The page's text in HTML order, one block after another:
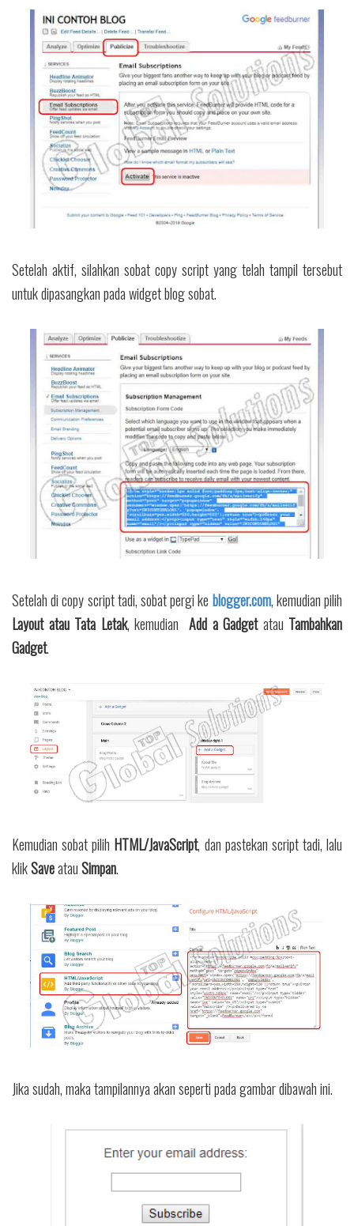
Setelah aktif, silahkan sobat copy script yang telah tampil tersebut
untuk dipasangkan pada widget blog sobat.
Setelah di copy script tadi, sobat pergi ke blogger.com, kemudian pilih
Layout atau Tata Letak, kemudian Add a Gadgetatau Tambahkan
Gadget.
Kemudian sobat pilih HTML/JavaScript, dan pastekan script tadi, lalu
klikSaveatauSimpan.
Jika sudah, maka tampilannya akan seperti pada gambar dibawah ini.